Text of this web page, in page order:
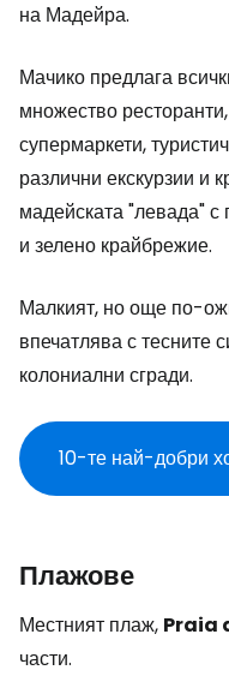
на Мадейра.
Мачико предлага
множество
супермаркети,
различни екскурзии и
мадейската "левада" с
и зелено крайбрежие.
Малкият, но още по-
впечатлява с тесните
колониални сгради.
10-те най-добри
Плажове
Местният плаж, Praia
части.